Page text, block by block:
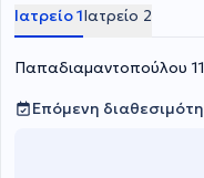
Αθηνών. Αξιζει να αναφερθεί πως διετέλεσε και
Παθολογίας (Γηριατρική,
Μυέλωμα και τη Λευχαιμία.
πληθώρα περιστατικών
επιστημονική του γνώση
Ιατρείο 1Ιατρείο 2
Παπαδιαμαντοπούλου
Επόμενη